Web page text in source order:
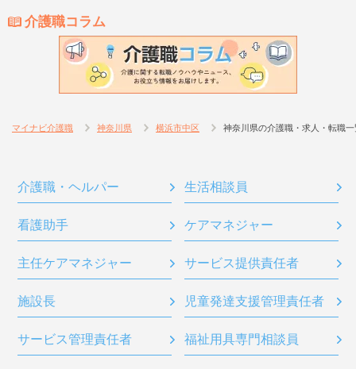
介護職コラム
マイナビ介護職 神奈川県 横浜市中区 神奈川県の介護職・求人・転職一
介護職・ヘルパー 生活相談員
看護助手 ケアマネジャー
主任ケアマネジャー サービス提供責任者
施設長 児童発達支援管理責任者
サービス管理責任者 福祉用具専門相談員